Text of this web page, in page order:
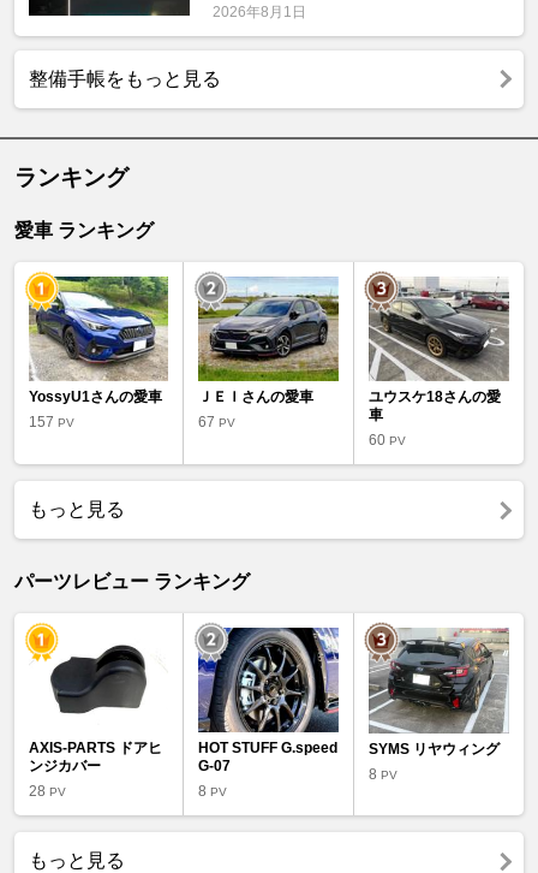
2026年8月1日
整備手帳をもっと見る
ランキング
愛車 ランキング
YossyU1さんの愛車
157 PV
ＪＥＩさんの愛車
67PV
ユウスケ18さんの愛
車
60 PV
もっと見る
パーツレビュー ランキング
AXIS-PARTS ドアヒ
ンジカバー
28 PV
HOT STUFF G.speed
G-07
8PV
SYMS リヤウィング
8 PV
もっと見る